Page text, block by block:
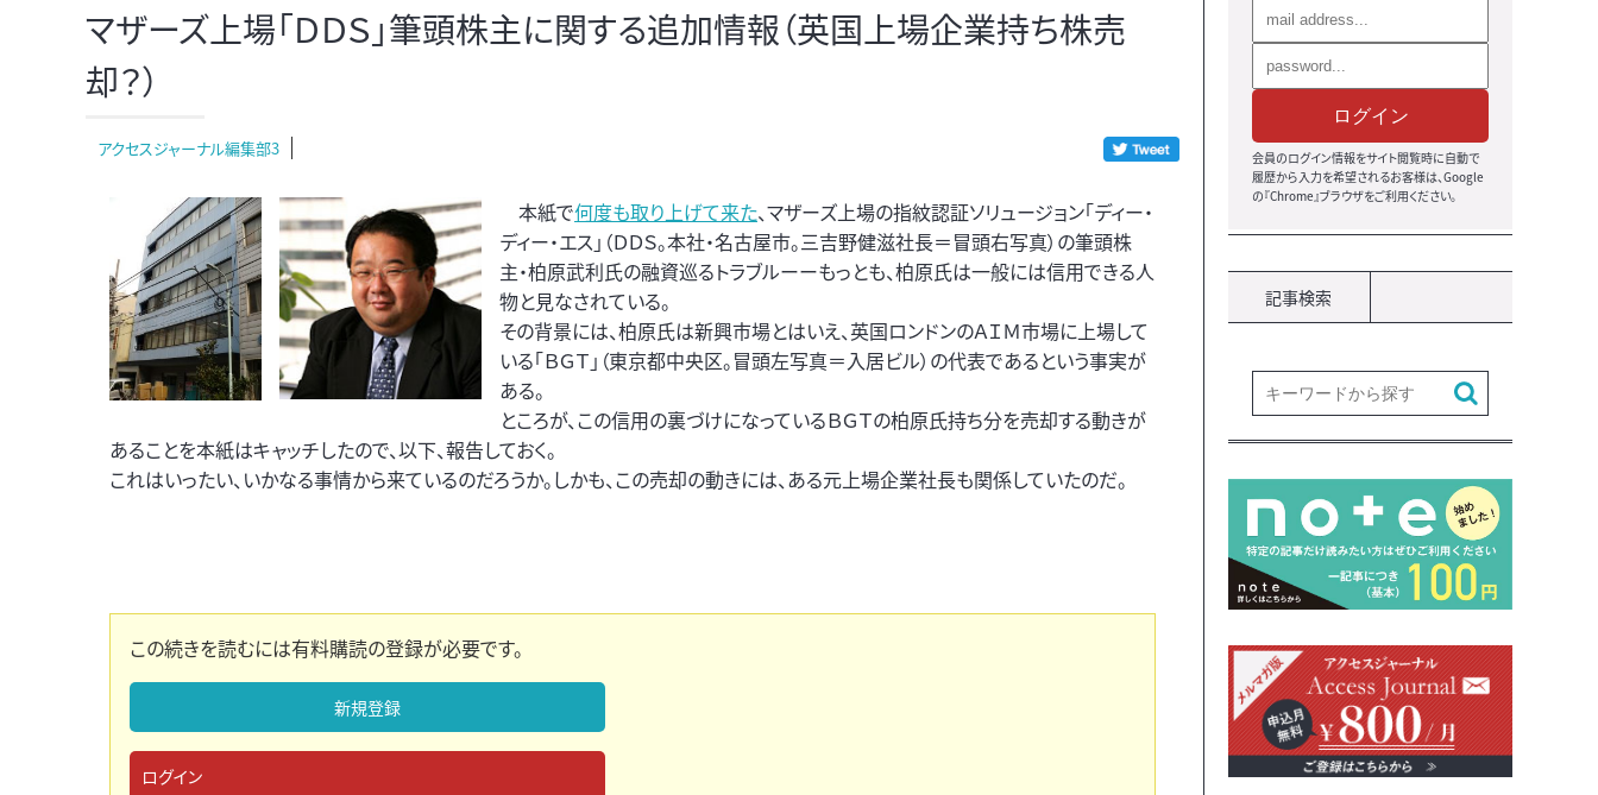
マザーズ上場「ＤＤＳ」筆頭株主に関する追加情報（英国上場企業持ち株売
却？）
アクセスジャーナル編集部3
本紙で何度も取り上げて来た、マザーズ上場の指紋認証ソリュージョン「ディー・
ディー・エス」（ＤＤＳ。本社・名古屋市。三吉野健滋社長＝冒頭右写真）の筆頭株
主・柏原武利氏の融資巡るトラブルーーもっとも、柏原氏は一般には信用できる人
物と見なされている。
その背景には、柏原氏は新興市場とはいえ、英国ロンドンのＡＩＭ市場に上場して
いる「ＢＧＴ」（東京都中央区。冒頭左写真＝入居ビル）の代表であるという事実が
ある。
ところが、この信用の裏づけになっているＢＧＴの柏原氏持ち分を売却する動きが
あることを本紙はキャッチしたので、以下、報告しておく。
これはいったい、いかなる事情から来ているのだろうか。しかも、この売却の動きには、ある元上場企業社長も関係していたのだ。
この続きを読むには有料購読の登録が必要です。
新規登録
ログイン
ログイン
会員のログイン情報をサイト閲覧時に自動で
履歴から入力を希望されるお客様は、Google
の『Chrome』ブラウザをご利用ください。
記事検索